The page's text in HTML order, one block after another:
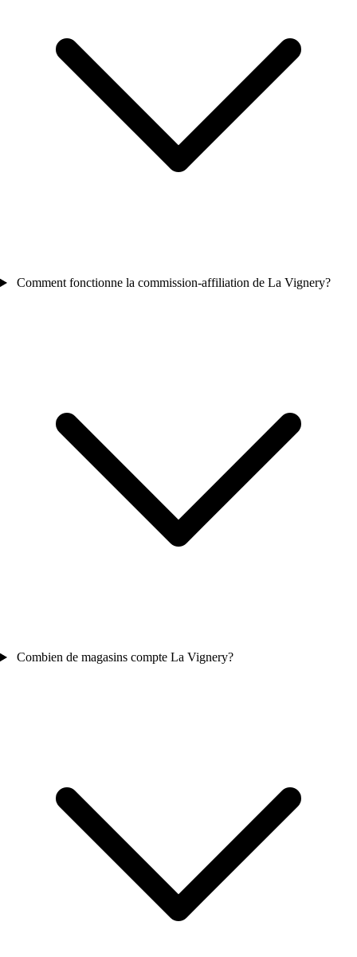
Comment fonctionne la commission-affiliation de La Vignery?
Combien de magasins compte La Vignery?